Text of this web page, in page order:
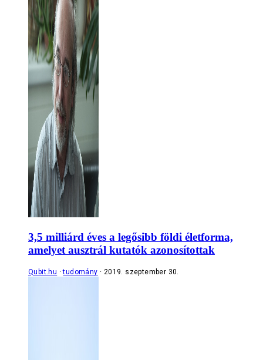
3,5 milliárd éves a legősibb földi életforma,
amelyet ausztrál kutatók azonosítottak
Qubit.hu tudomány 2019. szeptember 30.